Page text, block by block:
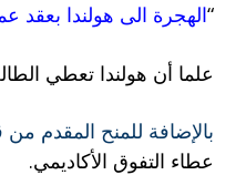
“الهجرة الى هولندا بعقد
علما أن هولندا تعطي
بالإضافة للمنح المقدم من
عطاء التفوق الأكاديمي.